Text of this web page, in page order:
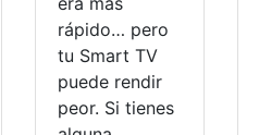
rápido… pero
tu Smart TV
puede rendir
peor. Si tienes